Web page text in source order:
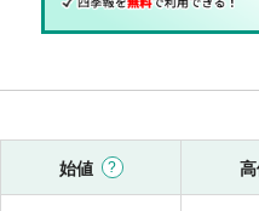
始値